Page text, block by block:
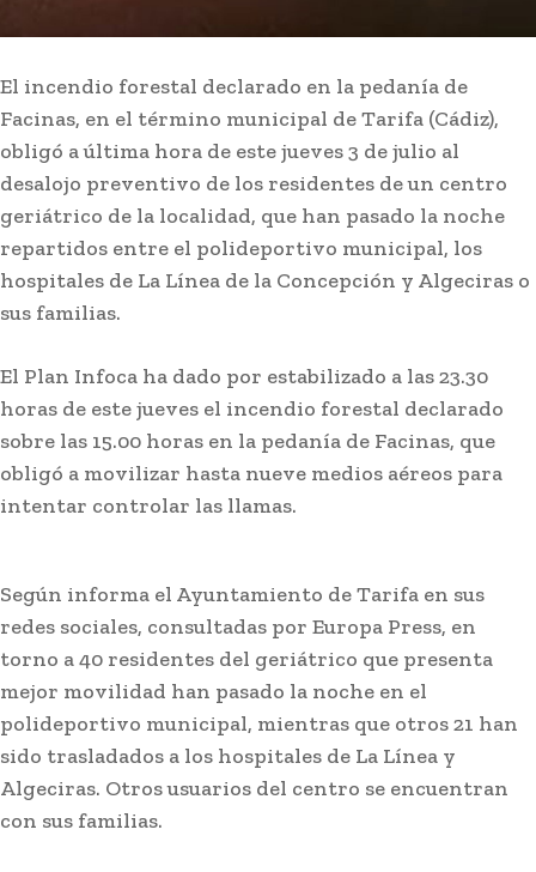
El incendio forestal declarado en la pedanía de
Facinas, en el término municipal de Tarifa (Cádiz),
obligó a última hora de este jueves 3 de julio al
desalojo preventivo de los residentes de un centro
geriátrico de la localidad, que han pasado la noche
repartidos entre el polideportivo municipal, los
hospitales de La Línea de la Concepción y Algeciras o
sus familias.
El Plan Infoca ha dado por estabilizado a las 23.30
horas de este jueves el incendio forestal declarado
sobre las 15.00 horas en la pedanía de Facinas, que
obligó a movilizar hasta nueve medios aéreos para
intentar controlar las llamas.
Según informa el Ayuntamiento de Tarifa en sus
redes sociales, consultadas por Europa Press, en
torno a 40 residentes del geriátrico que presenta
mejor movilidad han pasado la noche en el
polideportivo municipal, mientras que otros 21 han
sido trasladados a los hospitales de La Línea y
Algeciras. Otros usuarios del centro se encuentran
con sus familias.